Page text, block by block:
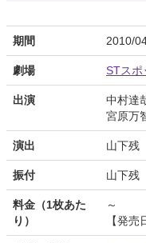
期間 2010/
劇場 STスポ
出演
中村達
宮原万
演出 山下残
振付 山下残
料金（1枚あた
り）
～
【発売